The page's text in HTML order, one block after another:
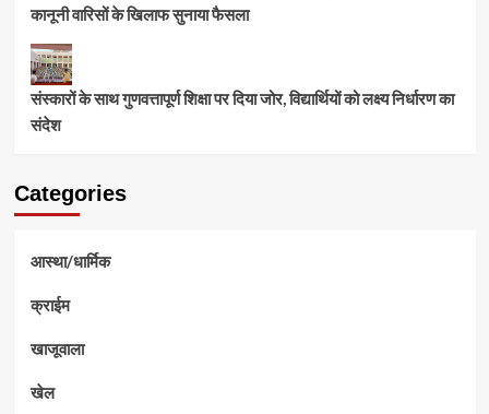
कानूनी वारिसों के खिलाफ सुनाया फैसला
संस्कारों के साथ गुणवत्तापूर्ण शिक्षा पर दिया जोर, विद्यार्थियों को लक्ष्य निर्धारण का
संदेश
Categories
आस्था/धार्मिक
क्राईम
खाजूवाला
खेल